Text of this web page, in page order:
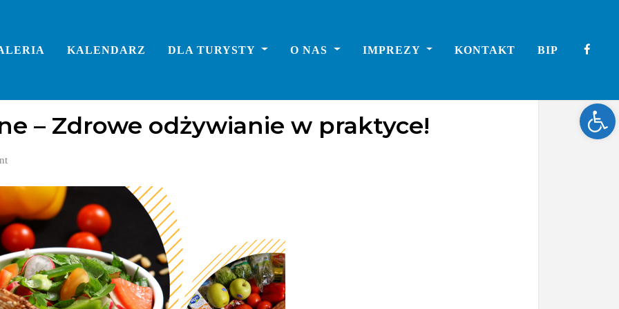
KALENDARZ DLA TURYSTY O NAS IMPREZY KONTAKT BIP
– Zdrowe odżywianie w praktyce!